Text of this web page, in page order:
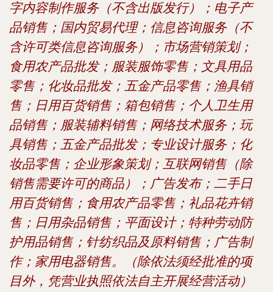
字内容制作服务（不含出版发行）；电子产
品销售；国内贸易代理；信息咨询服务（不
含许可类信息咨询服务）；市场营销策划；
食用农产品批发；服装服饰零售；文具用品
零售；化妆品批发；五金产品零售；渔具销
售；日用百货销售；箱包销售；个人卫生用
品销售；服装辅料销售；网络技术服务；玩
具销售；五金产品批发；专业设计服务；化
妆品零售；企业形象策划；互联网销售（除
销售需要许可的商品）；广告发布；二手日
用百货销售；食用农产品零售；礼品花卉销
售；日用杂品销售；平面设计；特种劳动防
护用品销售；针纺织品及原料销售；广告制
作；家用电器销售。（除依法须经批准的项
目外，凭营业执照依法自主开展经营活动）